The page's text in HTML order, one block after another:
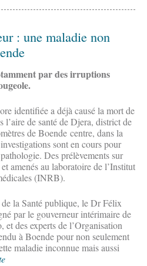
: une maladie non
par des irruptions
identifiée a déjà causé la mort de
l’aire de santé de Djera, district de
de Boende centre, dans la
sont en cours pour
Des prélèvements sur
amenés au laboratoire de l’Institut
(INRB).
la Santé publique, le Dr Félix
par le gouverneur intérimaire de
et des experts de l’Organisation
à Boende pour non seulement
maladie inconnue mais aussi